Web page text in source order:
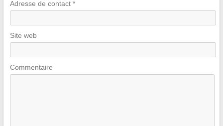
Adresse de contact *
Site web
Commentaire